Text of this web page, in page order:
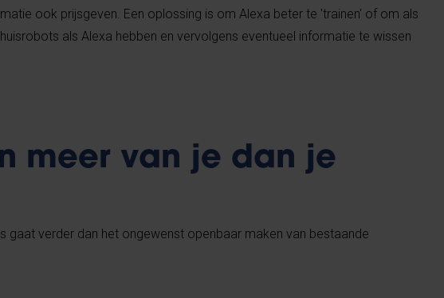
ook prijsgeven. Een oplossing is om Alexa beter te 'trainen' of om als
als Alexa hebben en vervolgens eventueel informatie te wissen
meer van je dan je
gaat verder dan het ongewenst openbaar maken van bestaande